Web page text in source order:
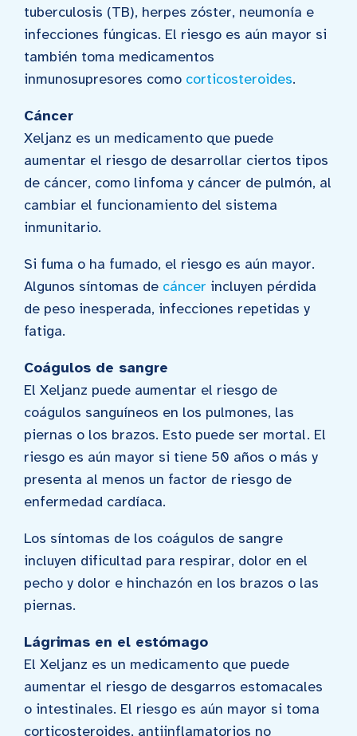
tuberculosis (TB), herpes zóster, neumonía e
infecciones fúngicas. El riesgo es aún mayor si
también toma medicamentos
inmunosupresores como corticosteroides.
Cáncer
Xeljanz es un medicamento que puede
aumentar el riesgo de desarrollar ciertos tipos
de cáncer, como linfoma y cáncer de pulmón, al
cambiar el funcionamiento del sistema
inmunitario.
Si fuma o ha fumado, el riesgo es aún mayor.
Algunos síntomas de cáncer incluyen pérdida
de peso inesperada, infecciones repetidas y
fatiga.
Coágulos de sangre
El Xeljanz puede aumentar el riesgo de
coágulos sanguíneos en los pulmones, las
piernas o los brazos. Esto puede ser mortal. El
riesgo es aún mayor si tiene 50 años o más y
presenta al menos un factor de riesgo de
enfermedad cardíaca.
Los síntomas de los coágulos de sangre
incluyen dificultad para respirar, dolor en el
pecho y dolor e hinchazón en los brazos o las
piernas.
Lágrimas en el estómago
El Xeljanz es un medicamento que puede
aumentar el riesgo de desgarros estomacales
o intestinales. El riesgo es aún mayor si toma
corticosteroides, antiinflamatorios no